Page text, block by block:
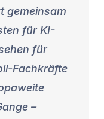
gemeinsam
für KI-
für
Fachkräfte
–